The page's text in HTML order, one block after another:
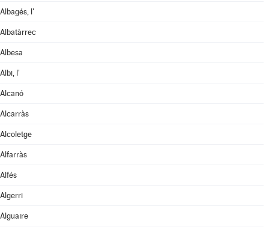
Albagés, l'
Albatàrrec
Albesa
Albi, l'
Alcanó
Alcarràs
Alcoletge
Alfarràs
Alfés
Algerri
Alguaire